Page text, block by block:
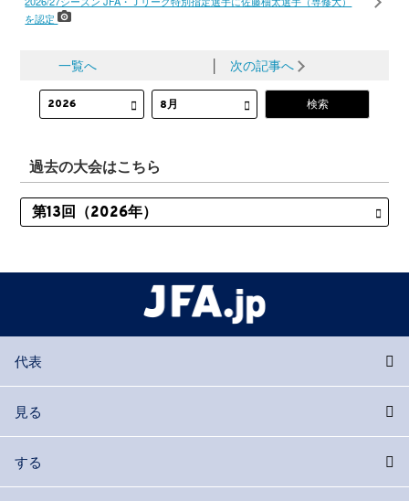
を認定
一覧へ 次の記事へ
過去の大会はこちら
代表
見る
する